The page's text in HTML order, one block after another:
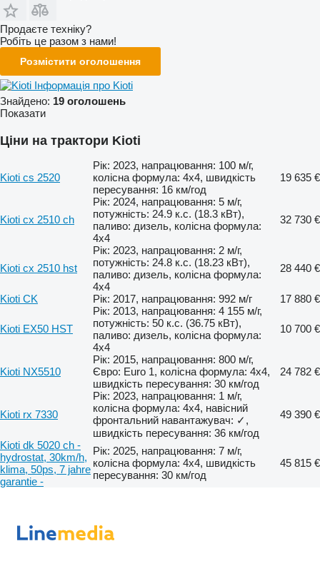
Продаєте техніку?
Робіть це разом з нами!
Розмістити оголошення
Інформація про Kioti
Знайдено: 19 оголошень
Показати
Ціни на трактори Kioti
Kioti cs 2520
Рік: 2023, напрацювання: 100 м/г,
колісна формула: 4x4, швидкість
пересування: 16 км/год
19 635 €
Kioti cx 2510 ch
Рік: 2024, напрацювання: 5 м/г,
потужність: 24.9 к.с. (18.3 кВт),
паливо: дизель, колісна формула:
4x4
32 730 €
Kioti cx 2510 hst
Рік: 2023, напрацювання: 2 м/г,
потужність: 24.8 к.с. (18.23 кВт),
паливо: дизель, колісна формула:
4x4
28 440 €
Kioti CK Рік: 2017, напрацювання: 992 м/г 17 880 €
Kioti EX50 HST
Рік: 2013, напрацювання: 4 155 м/г,
потужність: 50 к.с. (36.75 кВт),
паливо: дизель, колісна формула:
4x4
10 700 €
Kioti NX5510
Рік: 2015, напрацювання: 800 м/г,
Євро: Euro 1, колісна формула: 4x4,
швидкість пересування: 30 км/год
24 782 €
Kioti rx 7330
Рік: 2023, напрацювання: 1 м/г,
колісна формула: 4x4, навісний
фронтальний навантажувач: ✓,
швидкість пересування: 36 км/год
49 390 €
Kioti dk 5020 ch -
hydrostat, 30km/h,
klima, 50ps, 7 jahre
garantie -
Рік: 2025, напрацювання: 7 м/г,
колісна формула: 4x4, швидкість
пересування: 30 км/год
45 815 €